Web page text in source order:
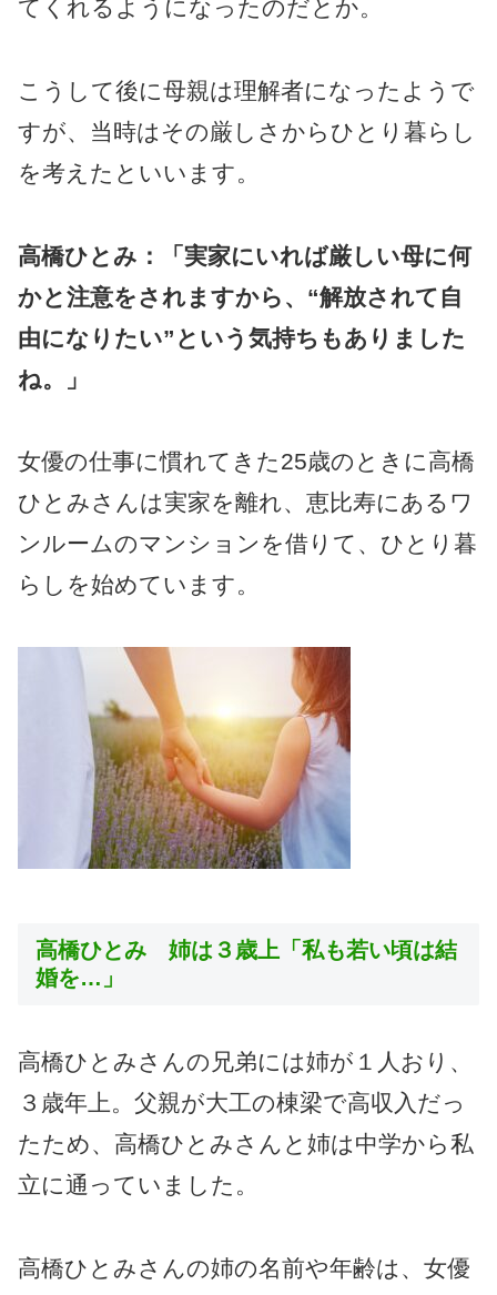
てくれるようになったのだとか。
こうして後に母親は理解者になったようで
すが、当時はその厳しさからひとり暮らし
を考えたといいます。
高橋ひとみ：「実家にいれば厳しい母に何
かと注意をされますから、“解放されて自
由になりたい”という気持ちもありました
ね。」
女優の仕事に慣れてきた25歳のときに高橋
ひとみさんは実家を離れ、恵比寿にあるワ
ンルームのマンションを借りて、ひとり暮
らしを始めています。
高橋ひとみ 姉は３歳上「私も若い頃は結
婚を…」
高橋ひとみさんの兄弟には姉が１人おり、
３歳年上。父親が大工の棟梁で高収入だっ
たため、高橋ひとみさんと姉は中学から私
立に通っていました。
高橋ひとみさんの姉の名前や年齢は、女優